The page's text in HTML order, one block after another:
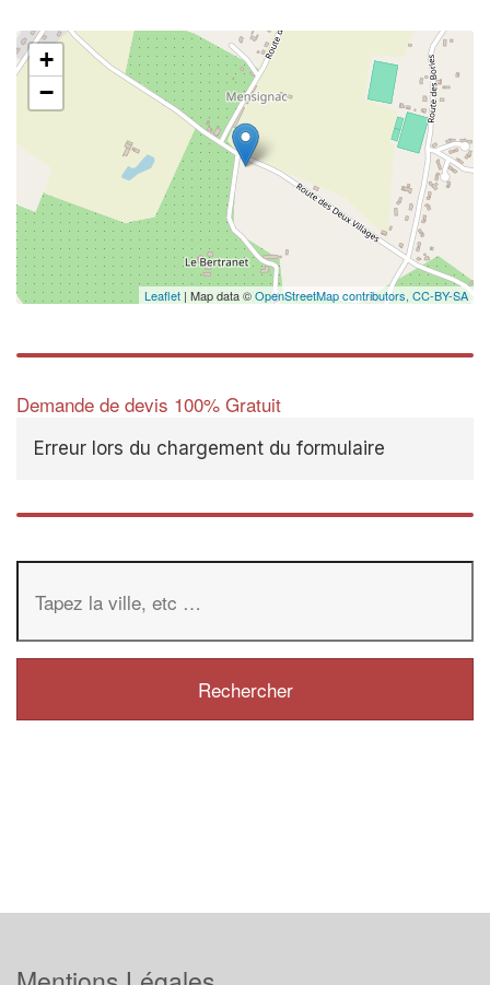
+
−
Leaflet | Map data ©OpenStreetMap contributors, CC-BY-SA
Demande de devis 100% Gratuit
Erreur lors du chargement du formulaire